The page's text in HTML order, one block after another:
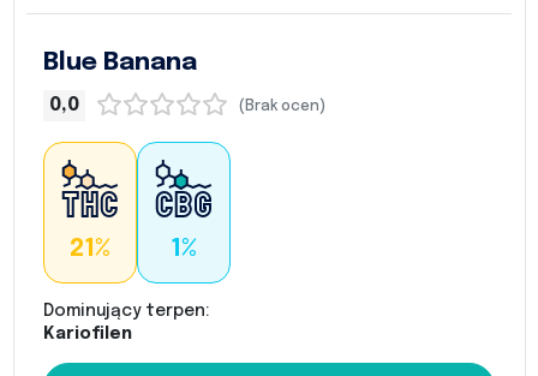
Blue Banana
0,0 (Brak ocen)
21% 1%
Dominujący terpen:
Kariofilen